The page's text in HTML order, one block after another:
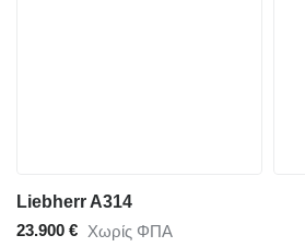
Liebherr A314
23.900 € Χωρίς ΦΠΑ